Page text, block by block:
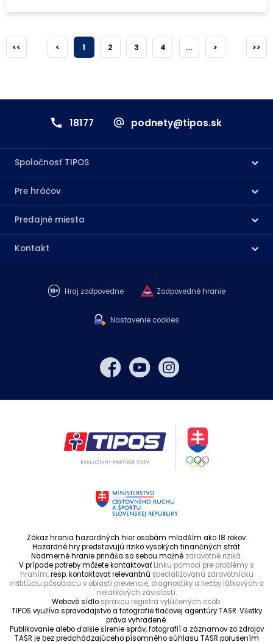
<< < 1 2 3 4 ... > >>
18177 podnety@tipos.sk
Spoločnosť TIPOS
Pre hráčov
Predajné miesta
Kontakt
Hraj zodpovedne Zodpovedné hranie
Nastavenie cookies
Zákaz hrania hazardných hier osobám mladším ako 18 rokov.
Hazardné hry predstavujú riziko vysokých finančných strát.
Nadmerné hranie prináša so sebou možné zdravotné riziká.
V prípade potreby môžete kontaktovaťLinku pomoci pre problémy s
hraním,resp. kontaktovať relevantnú špecializovanú zdravotnícku
inštitúciu pôsobiacu v oblasti prevencie, diagnostiky a liečby látkových a
nelátkových závislostí.
Webové sídlo správcu registra vylúčených osôb.
TIPOS využíva spravodajstvo a fotografie tlačovej agentúry TASR. Všetky
práva vyhradené.
Publikovanie alebo ďalšie šírenie správ, fotografií a záznamov zo zdrojov
TASR je bez predchádzajúceho písomného súhlasu TASR porušením